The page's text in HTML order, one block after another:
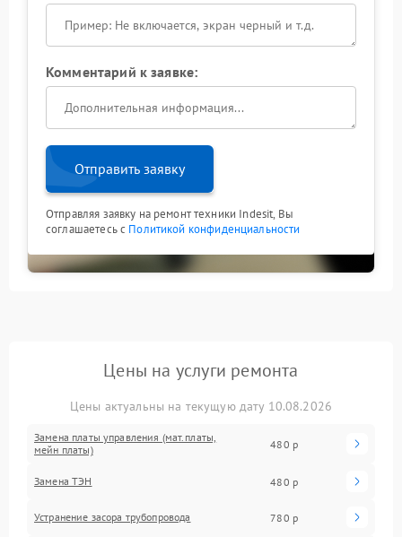
Комментарий к заявке:
Отправить заявку
Отправляя заявку на ремонт техники Indesit, Вы
соглашаетесь с Политикой конфиденциальности
Цены на услуги ремонта
Цены актуальны на текущую дату 10.08.2026
Замена платы управления (мат.платы,
мейн платы)
480 р
Замена ТЭН 480 р
Устранение засора трубопровода 780 р